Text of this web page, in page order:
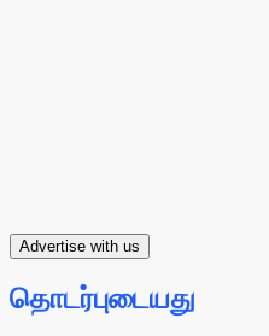
Advertise with us
தொடர்புடையது